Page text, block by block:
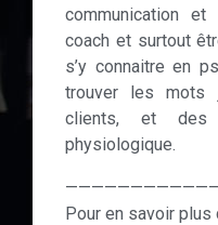
communication
coach et surtout
s’y connaitre en
trouver les mots
clients, et des
physiologique.
Pour en savoir plus